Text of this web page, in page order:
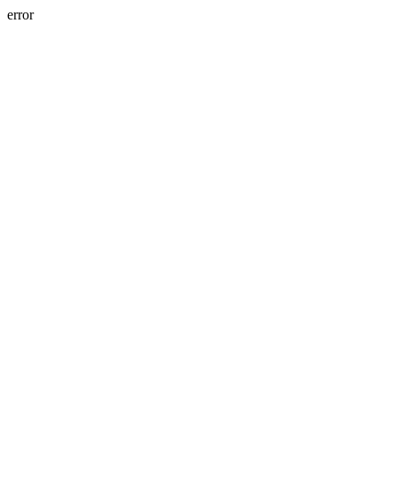
error